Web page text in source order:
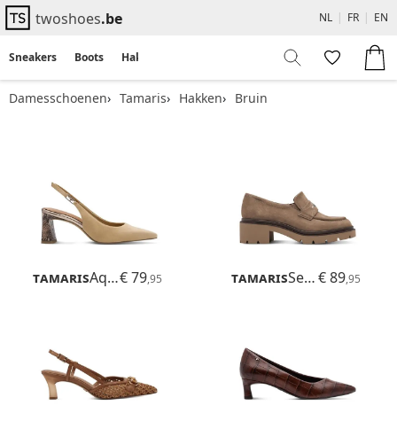
twoshoes.be NL | FR | EN
Sneakers Boots Hakken
Damesschoenen Tamaris Hakken Bruin
Tamaris Aquila€ 79,95 Tamaris Selmira€ 89,95